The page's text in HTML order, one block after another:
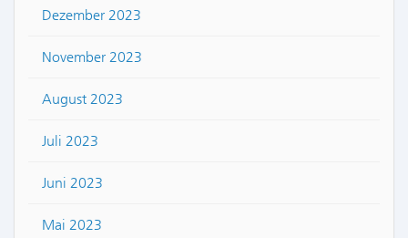
Dezember 2023
November 2023
August 2023
Juli 2023
Juni 2023
Mai 2023